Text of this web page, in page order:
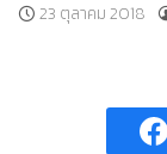
23 ตุลาคม 2018